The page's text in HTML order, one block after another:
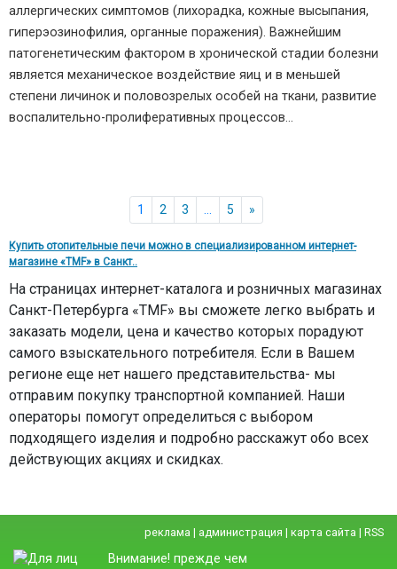
аллергических симптомов (лихорадка, кожные высыпания,
гиперэозинофилия, органные поражения). Важнейшим
патогенетическим фактором в хронической стадии болезни
является механическое воздействие яиц и в меньшей
степени личинок и половозрелых особей на ткани, развитие
воспалительно-пролиферативных процессов…
1 2 3 5 »
Купить отопительные печи можно в специализированном интернет-
магазине «TMF» в Санкт..
На страницах интернет-каталога и розничных магазинах
Санкт-Петербурга «TMF» вы сможете легко выбрать и
заказать модели, цена и качество которых порадуют
самого взыскательного потребителя. Если в Вашем
регионе еще нет нашего представительства- мы
отправим покупку транспортной компанией. Наши
операторы помогут определиться с выбором
подходящего изделия и подробно расскажут обо всех
действующих акциях и скидках.
реклама | администрация | карта сайта | RSS
Внимание! прежде чем